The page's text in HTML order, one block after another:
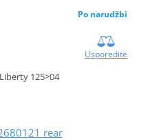
Po narudžbi
Usporedite
125>04
rear